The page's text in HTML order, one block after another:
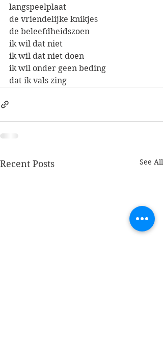
langspeelplaat
de vriendelijke knikjes
de beleefdheidszoen
ik wil dat niet
ik wil dat niet doen
ik wil onder geen beding
dat ik vals zing
Recent Posts See All